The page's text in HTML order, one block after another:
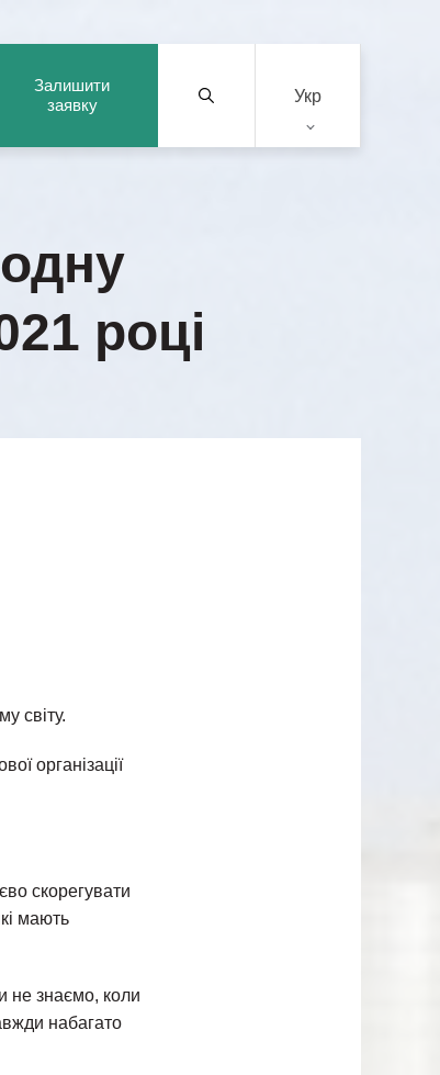
Залишити
заявку
Укр
році
світу.
організації
скорегувати
мають
не знаємо, коли
набагато